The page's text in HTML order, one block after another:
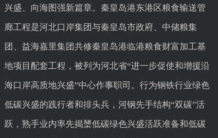
兴盛、向海图强新篇章。秦皇岛港东港区粮食输送管
廊工程是河北口岸集团与秦皇岛市政府、中储粮集
团、益海嘉里集团共修秦皇岛港临港粮食财富加工基
地项目配套工程，被列为河北省“进一步促使和增援沿
海口岸高质地兴盛”中心作事职司。行为钢铁行业绿色
低碳兴盛的践行者和排头兵，河钢先手结构“双碳”活
跃，熟手业内率先揭橥低碳绿色兴盛活跃准备和低碳